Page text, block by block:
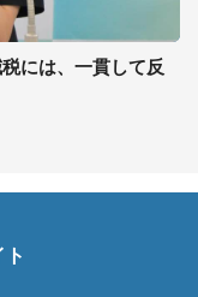
には、一貫して反